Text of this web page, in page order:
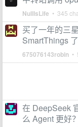
NullIsLife • 345
买了一年的三
SmartThings 了
675076143robin •
在 DeepSeek
么 Agent 更好？